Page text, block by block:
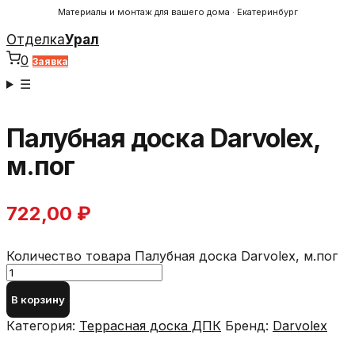
Материалы и монтаж для вашего дома · Екатеринбург
ОтделкаУрал
0 Заявка
☰
Палубная доска Darvolex,
м.пог
722,00 ₽
Количество товара Палубная доска Darvolex, м.пог
В корзину
Категория: Террасная доска ДПК Бренд: Darvolex